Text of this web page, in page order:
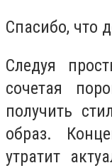
Спасибо, что
Следуя
сочетая
получить
образ.
утратит